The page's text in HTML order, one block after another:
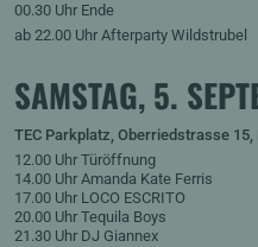
00.30 Uhr Ende
ab 22.00 Uhr Afterparty Wildstrubel
SAMSTAG, 5.
TEC Parkplatz, Oberriedstrasse 15,
12.00 Uhr Türöffnung
14.00 Uhr Amanda Kate Ferris
17.00 Uhr LOCO ESCRITO
20.00 Uhr Tequila Boys
21.30 Uhr DJ Giannex